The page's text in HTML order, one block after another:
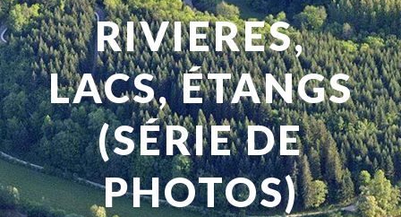
Rechercher
RIVIERES,
LACS, ÉTANGS
(SÉRIE DE
PHOTOS)